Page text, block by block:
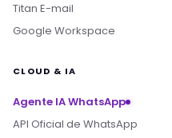
Titan E-mail
Google Workspace
CLOUD & IA
Agente IA WhatsApp
API Oficial de WhatsApp